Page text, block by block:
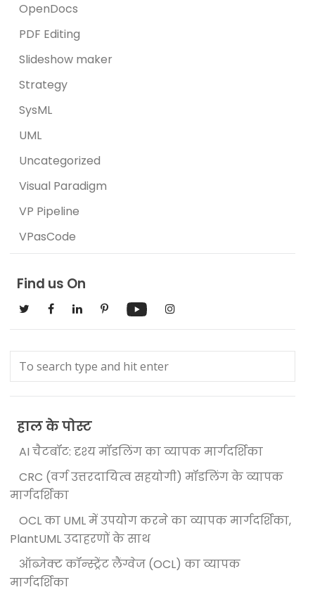
OpenDocs
PDF Editing
Slideshow maker
Strategy
SysML
UML
Uncategorized
Visual Paradigm
VP Pipeline
VPasCode
Find us On
हाल के पोस्ट
AI चैटबॉट: दृश्य मॉडलिंग का व्यापक मार्गदर्शिका
CRC (वर्ग उत्तरदायित्व सहयोगी) मॉडलिंग के व्यापक
मार्गदर्शिका
OCL का UML में उपयोग करने का व्यापक मार्गदर्शिका,
PlantUML उदाहरणों के साथ
ऑब्जेक्ट कॉन्स्ट्रेंट लैंग्वेज (OCL) का व्यापक
मार्गदर्शिका